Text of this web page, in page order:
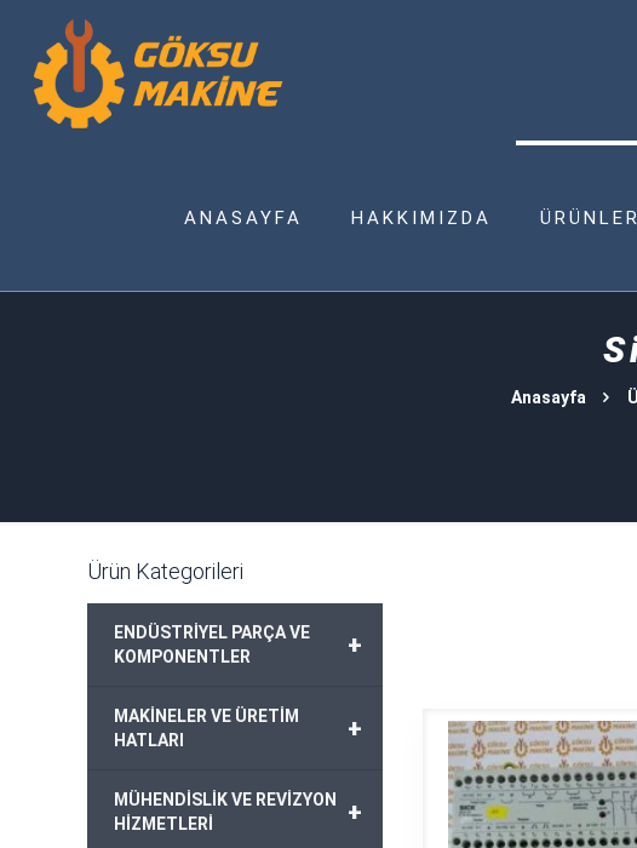
ANASAYFA HAKKIMIZDA ÜRÜNLER
Anasayfa
Ürün Kategorileri
+
ENDÜSTRİYEL PARÇA VE
KOMPONENTLER
+
MAKİNELER VE ÜRETİM
HATLARI
+
MÜHENDİSLİK VE REVİZYON
HİZMETLERİ